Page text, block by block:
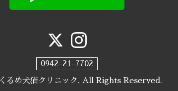
0942-21-7702
くるめ犬猫クリニック . All Rights Reserved.